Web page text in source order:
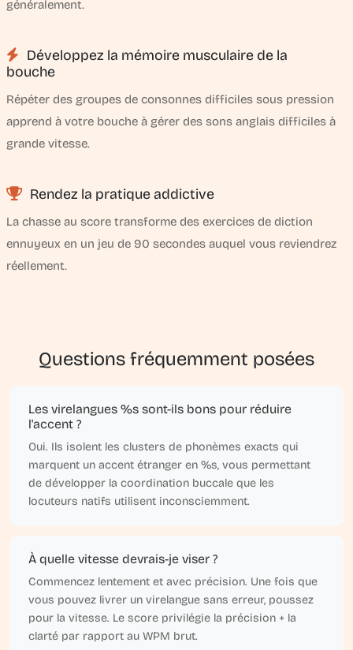
généralement.
Développez la mémoire musculaire de la
bouche
Répéter des groupes de consonnes difficiles sous pression
apprend à votre bouche à gérer des sons anglais difficiles à
grande vitesse.
Rendez la pratique addictive
La chasse au score transforme des exercices de diction
ennuyeux en un jeu de 90 secondes auquel vous reviendrez
réellement.
Questions fréquemment posées
Les virelangues %s sont-ils bons pour réduire
l'accent ?
Oui. Ils isolent les clusters de phonèmes exacts qui
marquent un accent étranger en %s, vous permettant
de développer la coordination buccale que les
locuteurs natifs utilisent inconsciemment.
À quelle vitesse devrais-je viser ?
Commencez lentement et avec précision. Une fois que
vous pouvez livrer un virelangue sans erreur, poussez
pour la vitesse. Le score privilégie la précision + la
clarté par rapport au WPM brut.